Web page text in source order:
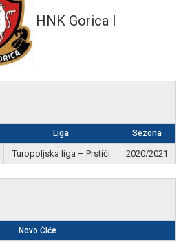
HNK Gorica I
Liga Sezona
Turopoljska liga – Prstići 2020/2021
Novo Čiće